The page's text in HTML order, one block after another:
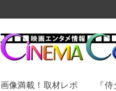
画像満載！取材レポ 『